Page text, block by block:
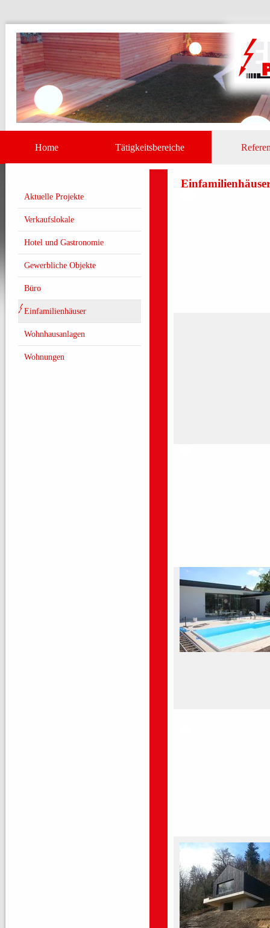
Home Tätigkeitsbereiche
Aktuelle Projekte
Verkaufslokale
Hotel und Gastronomie
Gewerbliche Objekte
Büro
Einfamilienhäuser
Wohnhausanlagen
Wohnungen